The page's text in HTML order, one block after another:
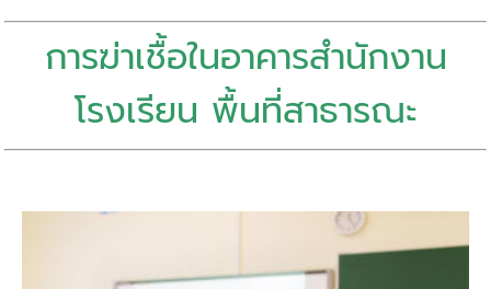
การฆ่าเชื้อในอาคารสำนักงาน
โรงเรียน พื้นที่สาธารณะ